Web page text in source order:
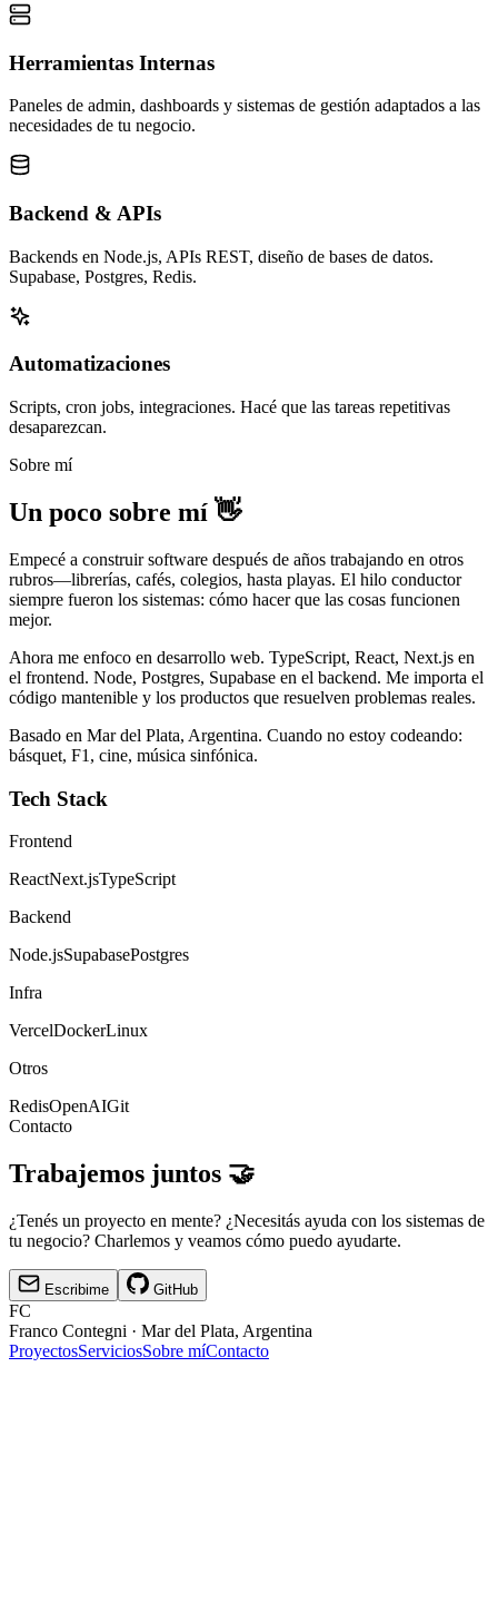
Herramientas Internas
Paneles de admin, dashboards y sistemas de gestión adaptados a las
necesidades de tu negocio.
Backend & APIs
Backends en Node.js, APIs REST, diseño de bases de datos.
Supabase, Postgres, Redis.
Automatizaciones
Scripts, cron jobs, integraciones. Hacé que las tareas repetitivas
desaparezcan.
Sobre mí
Un poco sobre mí 👋
Empecé a construir software después de años trabajando en otros
rubros—librerías, cafés, colegios, hasta playas. El hilo conductor
siempre fueron los sistemas: cómo hacer que las cosas funcionen
mejor.
Ahora me enfoco en desarrollo web. TypeScript, React, Next.js en
el frontend. Node, Postgres, Supabase en el backend. Me importa el
código mantenible y los productos que resuelven problemas reales.
Basado en Mar del Plata, Argentina. Cuando no estoy codeando:
básquet, F1, cine, música sinfónica.
Tech Stack
Frontend
ReactNext.jsTypeScript
Backend
Node.jsSupabasePostgres
Infra
VercelDockerLinux
Otros
RedisOpenAIGit
Contacto
Trabajemos juntos 🤝
¿Tenés un proyecto en mente? ¿Necesitás ayuda con los sistemas de
tu negocio? Charlemos y veamos cómo puedo ayudarte.
Escribime GitHub
FC
Franco Contegni · Mar del Plata, Argentina
ProyectosServiciosSobre míContacto